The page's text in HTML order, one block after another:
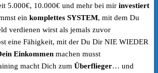
€397.00.
5.000€, 10.000€ und mehr bei mir investiert
ein komplettes SYSTEM, mit dem Du
verdienen wirst als jemals zuvor
eine Fähigkeit, mit der Du Dir NIE WIEDER
Einkommen machen musst
macht Dich zum Überflieger… und